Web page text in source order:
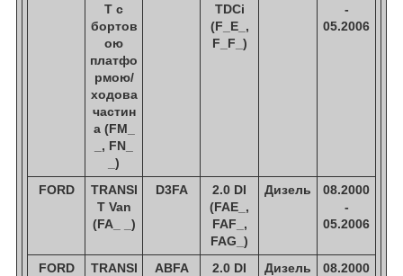
T c
бортов
ою
платфо
рмою/
ходова
частин
а (FM_
_, FN_
_)
TDCi
(F_E_,
F_F_)
-
05.2006
FORD
TRANSI
T Van
(FA_ _)
D3FA
2.0 DI
(FAE_,
FAF_,
FAG_)
Дизель
08.2000
-
05.2006
FORD
TRANSI
ABFA
2.0 DI
Дизель
08.2000